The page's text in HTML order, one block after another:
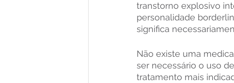
transtorno explosivo
personalidade
significa
Não existe uma
ser necessário o uso
tratamento mais